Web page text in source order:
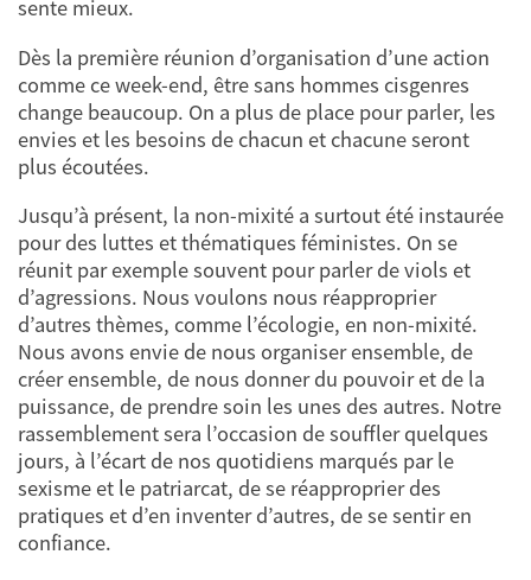
sente mieux.
Dès la première réunion d’organisation d’une action
comme ce week-end, être sans hommes cisgenres
change beaucoup. On a plus de place pour parler, les
envies et les besoins de chacun et chacune seront
plus écoutées.
Jusqu’à présent, la non-mixité a surtout été instaurée
pour des luttes et thématiques féministes. On se
réunit par exemple souvent pour parler de viols et
d’agressions. Nous voulons nous réapproprier
d’autres thèmes, comme l’écologie, en non-mixité.
Nous avons envie de nous organiser ensemble, de
créer ensemble, de nous donner du pouvoir et de la
puissance, de prendre soin les unes des autres. Notre
rassemblement sera l’occasion de souffler quelques
jours, à l’écart de nos quotidiens marqués par le
sexisme et le patriarcat, de se réapproprier des
pratiques et d’en inventer d’autres, de se sentir en
confiance.